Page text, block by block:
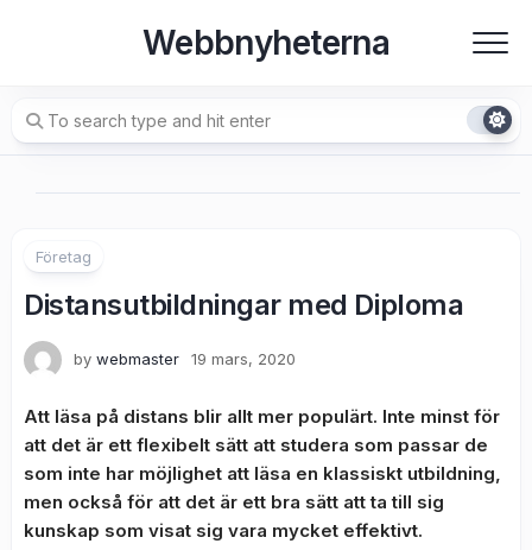
Webbnyheterna
Företag
Distansutbildningar med Diploma
by webmaster 19 mars, 2020
Att läsa på distans blir allt mer populärt. Inte minst för
att det är ett flexibelt sätt att studera som passar de
som inte har möjlighet att läsa en klassiskt utbildning,
men också för att det är ett bra sätt att ta till sig
kunskap som visat sig vara mycket effektivt.